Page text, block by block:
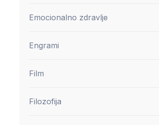
Emocionalno zdravlje
Engrami
Film
Filozofija